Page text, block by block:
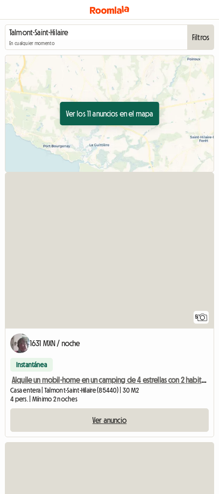
En cualquier momento
Filtros
Ver los 11 anuncios en el mapa
5
1631 MXN / noche
Instantánea
Alquile un mobil-home en un camping de 4 estrellas con 2 habitaciones. Toda la comodidad
Casa entera | Talmont-Saint-Hilaire (85440) | 30 M2
4 pers. | Mínimo 2 noches
Ver anuncio